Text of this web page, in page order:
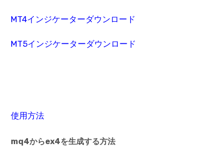
MT4インジケーターダウンロード
MT5インジケーターダウンロード
使用方法
mq4からex4を生成する方法